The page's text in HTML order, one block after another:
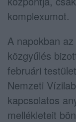
komplexumot.
A napokban az
közgyűlés
februári
Nemzeti
kapcsolatos
mellékleteit